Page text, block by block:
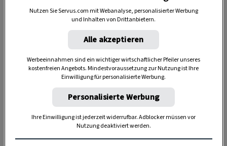
Heute werden kaum noch Kassetten
hergestellt. Neue Erfindungen wie
mit viel mehr Speicherplatz und
besserem Klang haben die rauschende,
manchmal sogar leiernde Tonbandkassette
nach und nach verdrängt. Hauptsächlich wird
alles, was man sich anhören möchte, wie
Musik oder Podcasts, nun gestreamt.
Mit den neuen Geräten und technischen
Nutzen Sie Servus.com mit Webanalyse, personalisierter Werbung
und Inhalten von Drittanbietern.
Alle akzeptieren
Werbeeinnahmen sind ein wichtiger wirtschaftlicher Pfeiler unseres
kostenfreien Angebots. Mindestvoraussetzung zur Nutzung ist Ihre
Einwilligung für personalisierte Werbung.
Personalisierte Werbung
Ihre Einwilligung ist jederzeit widerrufbar. Adblocker müssen vor
Nutzung deaktiviert werden.